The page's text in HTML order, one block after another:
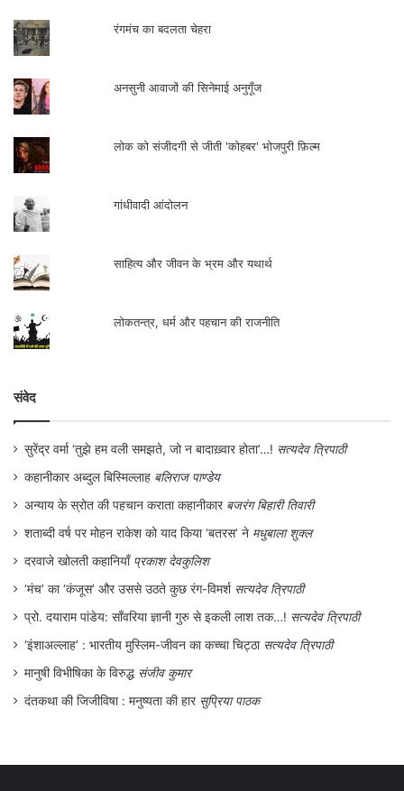
रंगमंच का बदलता चेहरा
अनसुनी आवाजों की सिनेमाई अनुगूँज
लोक को संजीदगी से जीती 'कोहबर' भोजपुरी फ़िल्म
गांधीवादी आंदोलन
साहित्य और जीवन के भ्रम और यथार्थ
लोकतन्त्र, धर्म और पहचान की राजनीति
संवेद
सुरेंद्र वर्मा ‘तुझे हम वली समझते, जो न बादाख़्वार होता’…! सत्यदेव त्रिपाठी
कहानीकार अब्दुल बिस्मिल्लाह बलिराज पाण्डेय
अन्याय के स्रोत की पहचान कराता कहानीकार बजरंग बिहारी तिवारी
शताब्दी वर्ष पर मोहन राकेश को याद किया ‘बतरस’ ने मधुबाला शुक्ल
दरवाजे खोलती कहानियाँ प्रकाश देवकुलिश
‘मंच’ का ‘कंजूस’ और उससे उठते कुछ रंग-विमर्श सत्यदेव त्रिपाठी
प्रो. दयाराम पांडेय: साँवरिया ज्ञानी गुरु से इकली लाश तक…! सत्यदेव त्रिपाठी
‘इंशाअल्लाह’ : भारतीय मुस्लिम-जीवन का कच्चा चिट्ठा सत्यदेव त्रिपाठी
मानुषी विभीषिका के विरुद्ध संजीव कुमार
दंतकथा की जिजीविषा : मनुष्यता की हार सुप्रिया पाठक